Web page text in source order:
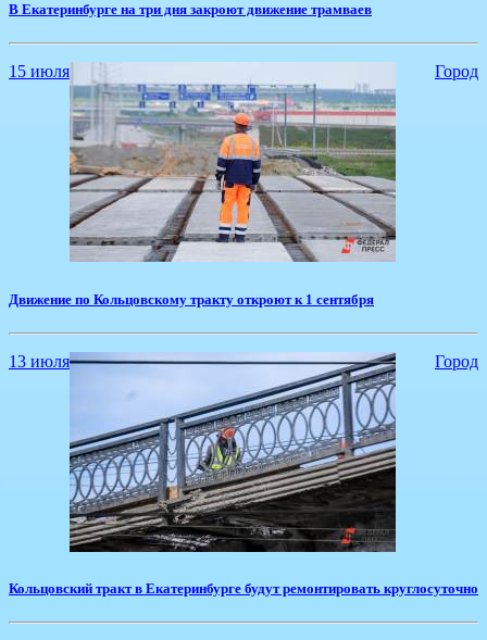
​В Екатеринбурге на три дня закроют движение трамваев
15 июля Город
​Движение по Кольцовскому тракту откроют к 1 сентября
13 июля Город
​Кольцовский тракт в Екатеринбурге будут ремонтировать круглосуточно